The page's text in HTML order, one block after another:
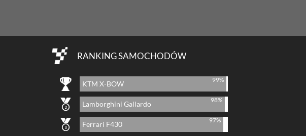
RANKING SAMOCHODÓW
99%
KTM X-BOW
98%
Lamborghini Gallardo
97%
Ferrari F430